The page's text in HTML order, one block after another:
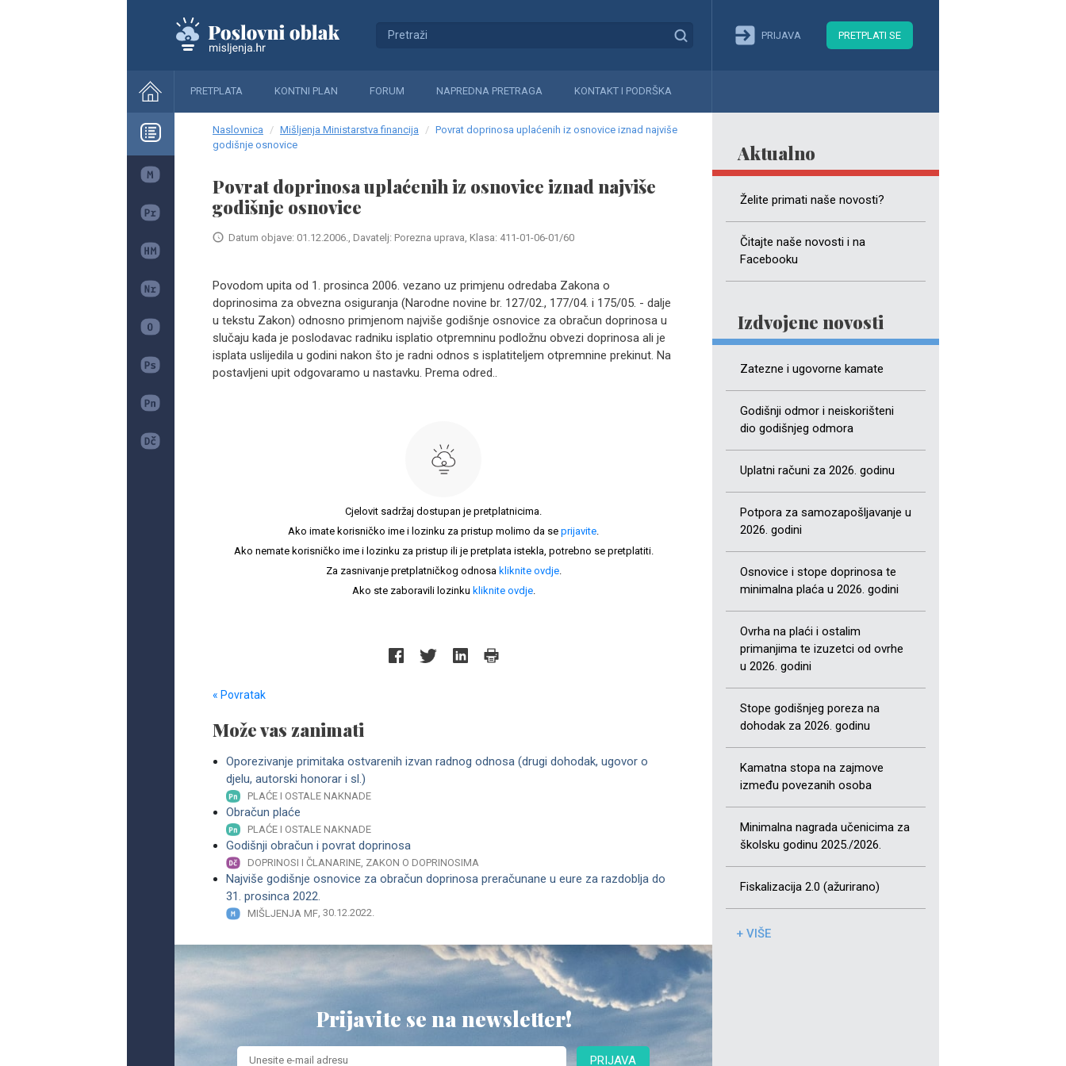
PRIJAVA PRETPLATI SE
PRETPLATA KONTNI PLAN FORUM NAPREDNA PRETRAGA KONTAKT I PODRŠKA
Aktualno
Želite primati naše novosti?
Čitajte naše novosti i na
Facebooku
Izdvojene novosti
Zatezne i ugovorne kamate
Godišnji odmor i neiskorišteni
dio godišnjeg odmora
Uplatni računi za 2026. godinu
Potpora za samozapošljavanje u
2026. godini
Osnovice i stope doprinosa te
minimalna plaća u 2026. godini
Ovrha na plaći i ostalim
primanjima te izuzetci od ovrhe
u 2026. godini
Stope godišnjeg poreza na
dohodak za 2026. godinu
Kamatna stopa na zajmove
između povezanih osoba
Minimalna nagrada učenicima za
školsku godinu 2025./2026.
Fiskalizacija 2.0 (ažurirano)
+ VIŠE
Naslovnica Mišljenja Ministarstva financija
Povrat doprinosa uplaćenih iz osnovice iznad najviše
godišnje osnovice
Povrat doprinosa uplaćenih iz osnovice iznad najviše
godišnje osnovice
Datum objave: 01.12.2006., Davatelj: Porezna uprava, Klasa: 411-01-06-01/60
Povodom upita od 1. prosinca 2006. vezano uz primjenu odredaba Zakona o
doprinosima za obvezna osiguranja (Narodne novine br. 127/02., 177/04. i 175/05. - dalje
u tekstu Zakon) odnosno primjenom najviše godišnje osnovice za obračun doprinosa u
slučaju kada je poslodavac radniku isplatio otpremninu podložnu obvezi doprinosa ali je
isplata uslijedila u godini nakon što je radni odnos s isplatiteljem otpremnine prekinut. Na
postavljeni upit odgovaramo u nastavku. Prema odred..
Cjelovit sadržaj dostupan je pretplatnicima.
Ako imate korisničko ime i lozinku za pristup molimo da se prijavite.
Ako nemate korisničko ime i lozinku za pristup ili je pretplata istekla, potrebno se pretplatiti.
Za zasnivanje pretplatničkog odnosa kliknite ovdje.
Ako ste zaboravili lozinku kliknite ovdje.
« Povratak
Može vas zanimati
Oporezivanje primitaka ostvarenih izvan radnog odnosa (drugi dohodak, ugovor o
djelu, autorski honorar i sl.)
PLAĆE I OSTALE NAKNADE
Obračun plaće
PLAĆE I OSTALE NAKNADE
Godišnji obračun i povrat doprinosa
DOPRINOSI I ČLANARINE, ZAKON O DOPRINOSIMA
Najviše godišnje osnovice za obračun doprinosa preračunane u eure za razdoblja do
31. prosinca 2022.
MIŠLJENJA MF, 30.12.2022.
Prijavite se na newsletter!
PRIJAVA